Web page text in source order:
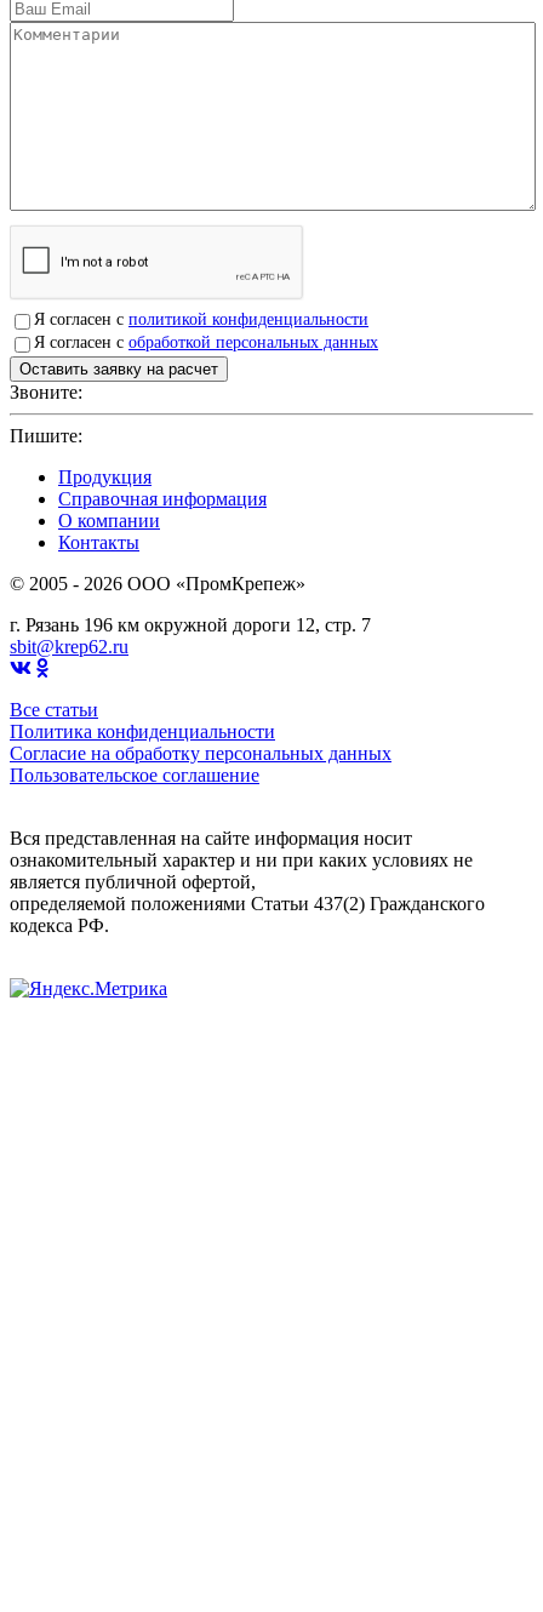
Я согласен с политикой конфиденциальности
Я согласен с обработкой персональных данных
Звоните:
Пишите:
Продукция
Справочная информация
О компании
Контакты
© 2005 - 2026 OOO «ПромКрепеж»
г. Рязань 196 км окружной дороги 12, стр. 7
sbit@krep62.ru
Все статьи
Политика конфиденциальности
Согласие на обработку персональных данных
Пользовательское соглашение
Вся представленная на сайте информация носит
ознакомительный характер и ни при каких условиях не
является публичной офертой,
определяемой положениями Статьи 437(2) Гражданского
кодекса РФ.